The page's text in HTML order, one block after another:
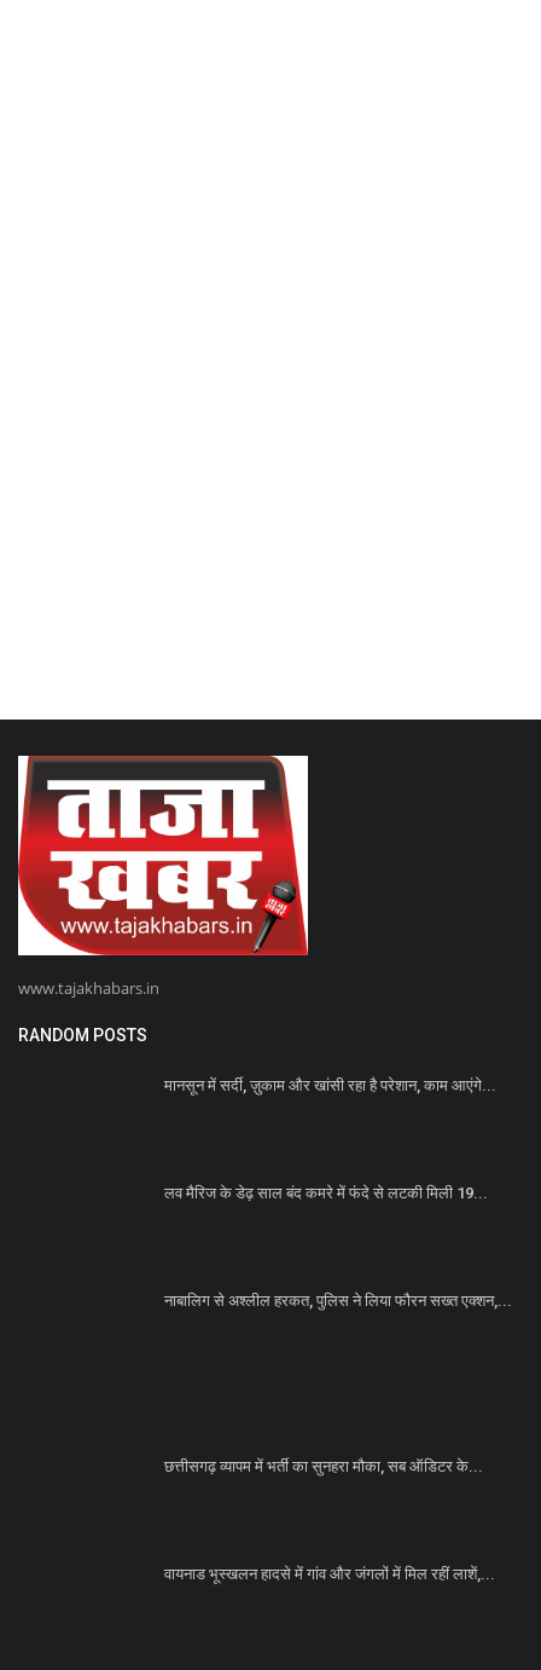
www.tajakhabars.in
RANDOM POSTS
मानसून में सर्दी, ज़ुकाम और खांसी रहा है परेशान, काम आएंगे...
लव मैरिज के डेढ़ साल बंद कमरे में फंदे से लटकी मिली 19...
नाबालिग से अश्लील हरकत, पुलिस ने लिया फौरन सख्त एक्शन,...
छत्तीसगढ़ व्यापम में भर्ती का सुनहरा मौका, सब ऑडिटर के...
वायनाड भूस्खलन हादसे में गांव और जंगलों में मिल रहीं लाशें,...